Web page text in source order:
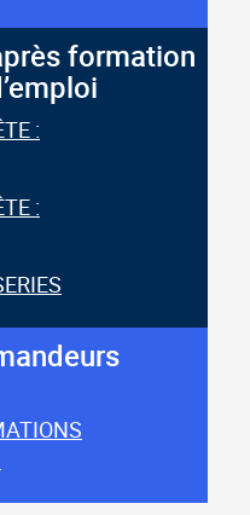
formation
:
: